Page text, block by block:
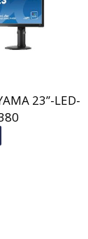
23’’-LED-